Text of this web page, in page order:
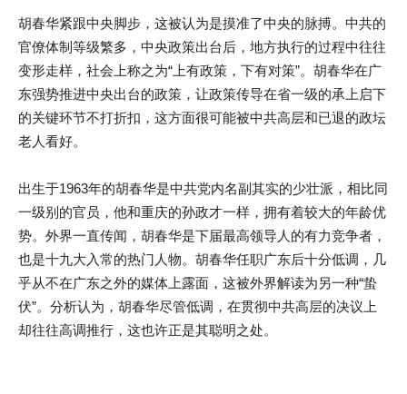
胡春华紧跟中央脚步，这被认为是摸准了中央的脉搏。中共的
官僚体制等级繁多，中央政策出台后，地方执行的过程中往往
变形走样，社会上称之为“上有政策，下有对策”。胡春华在广
东强势推进中央出台的政策，让政策传导在省一级的承上启下
的关键环节不打折扣，这方面很可能被中共高层和已退的政坛
老人看好。
出生于1963年的胡春华是中共党内名副其实的少壮派，相比同
一级别的官员，他和重庆的孙政才一样，拥有着较大的年龄优
势。外界一直传闻，胡春华是下届最高领导人的有力竞争者，
也是十九大入常的热门人物。胡春华任职广东后十分低调，几
乎从不在广东之外的媒体上露面，这被外界解读为另一种“蛰
伏”。分析认为，胡春华尽管低调，在贯彻中共高层的决议上
却往往高调推行，这也许正是其聪明之处。